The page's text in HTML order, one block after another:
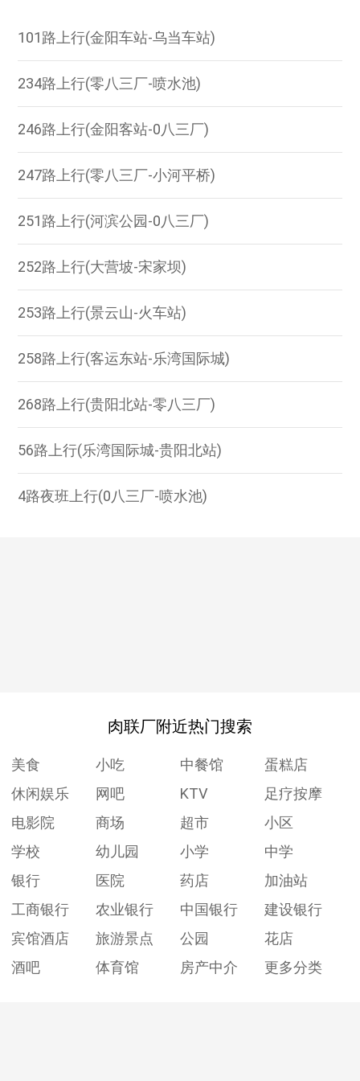
101路上行(金阳车站-乌当车站)
234路上行(零八三厂-喷水池)
246路上行(金阳客站-0八三厂)
247路上行(零八三厂-小河平桥)
251路上行(河滨公园-0八三厂)
252路上行(大营坡-宋家坝)
253路上行(景云山-火车站)
258路上行(客运东站-乐湾国际城)
268路上行(贵阳北站-零八三厂)
56路上行(乐湾国际城-贵阳北站)
4路夜班上行(0八三厂-喷水池)
肉联厂附近热门搜索
美食 小吃 中餐馆
蛋糕店
休闲娱乐
网吧 KTV
足疗按摩
电影院
商场 超市
小区
学校
幼儿园 小学
中学
银行
医院 药店
加油站
工商银行
农业银行 中国银行
建设银行
宾馆酒店
旅游景点 公园
花店
酒吧
体育馆 房产中介 更多分类